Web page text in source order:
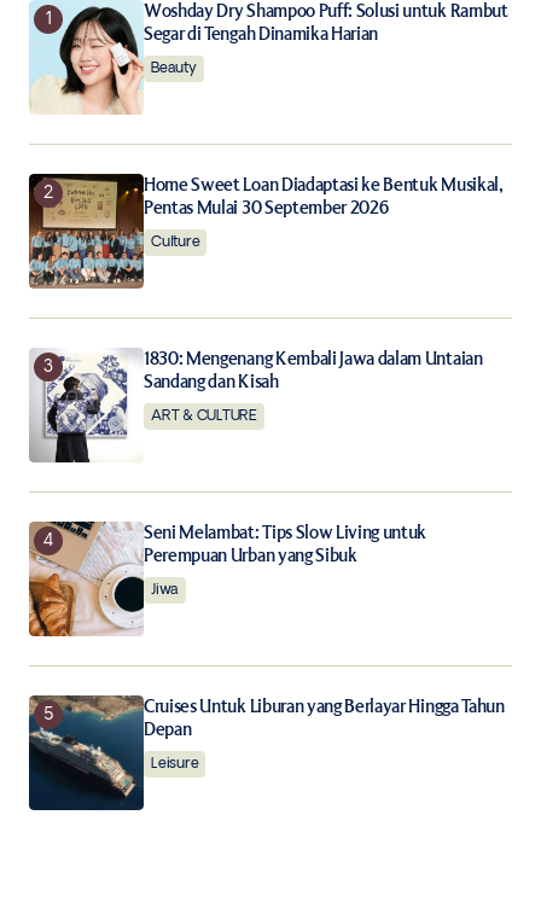
Woshday Dry Shampoo Puff: Solusi untuk Rambut
Segar di Tengah Dinamika Harian
Beauty
Home Sweet Loan Diadaptasi ke Bentuk Musikal,
Pentas Mulai 30 September 2026
Culture
1830: Mengenang Kembali Jawa dalam Untaian
Sandang dan Kisah
ART & CULTURE
Seni Melambat: Tips Slow Living untuk
Perempuan Urban yang Sibuk
Jiwa
Cruises Untuk Liburan yang Berlayar Hingga Tahun
Depan
Leisure